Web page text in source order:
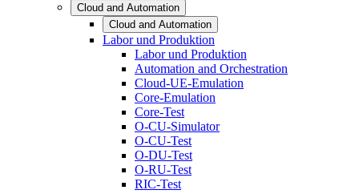
Cloud and Automation
Cloud and Automation
Labor und Produktion
Labor und Produktion
Automation and Orchestration
Cloud-UE-Emulation
Core-Emulation
Core-Test
O-CU-Simulator
O-CU-Test
O-DU-Test
O-RU-Test
RIC-Test